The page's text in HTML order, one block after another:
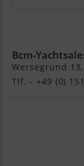
Bcm-
Wersegrund
Tlf. - +49 (0)